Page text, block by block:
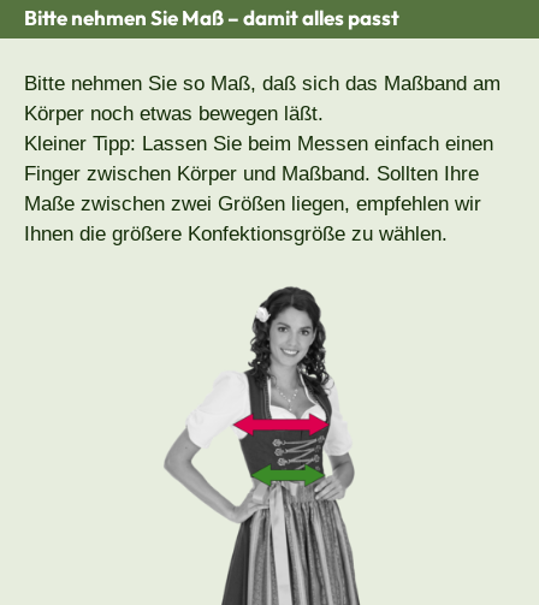
Bitte nehmen Sie Maß – damit alles passt
Bitte nehmen Sie so Maß, daß sich das Maßband am
Körper noch etwas bewegen läßt.
Kleiner Tipp: Lassen Sie beim Messen einfach einen
Finger zwischen Körper und Maßband. Sollten Ihre
Maße zwischen zwei Größen liegen, empfehlen wir
Ihnen die größere Konfektionsgröße zu wählen.